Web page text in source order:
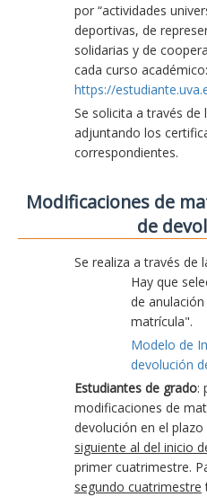
por “actividades
deportivas, de
solidarias y de
cada curso
https://
Se solicita a través de
adjuntando los
correspondientes.
Modificaciones de
de
Se realiza a través de
Hay que
de
matrícula".
Modelo de
devolución
Estudiantes de grado:
modificaciones de
devolución en el plazo
siguiente al del inicio
primer cuatrimestre.
segundo cuatrimestre